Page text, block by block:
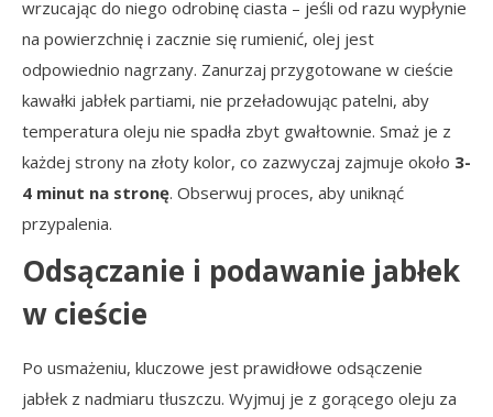
wrzucając do niego odrobinę ciasta – jeśli od razu wypłynie
na powierzchnię i zacznie się rumienić, olej jest
odpowiednio nagrzany. Zanurzaj przygotowane w cieście
kawałki jabłek partiami, nie przeładowując patelni, aby
temperatura oleju nie spadła zbyt gwałtownie. Smaż je z
każdej strony na złoty kolor, co zazwyczaj zajmuje około 3-
4 minut na stronę. Obserwuj proces, aby uniknąć
przypalenia.
Odsączanie i podawanie jabłek
w cieście
Po usmażeniu, kluczowe jest prawidłowe odsączenie
jabłek z nadmiaru tłuszczu. Wyjmuj je z gorącego oleju za